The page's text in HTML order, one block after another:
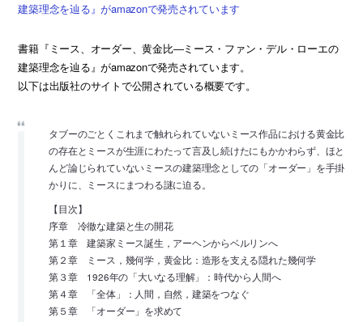
建築理念を辿る』がamazonで発売されています
書籍『ミース、オーダー、黄金比―ミース・ファン・デル・ローエの
建築理念を辿る』がamazonで発売されています。
以下は出版社のサイトで公開されている概要です。
タブーのごとくこれまで触れられていないミース作品における黄金比
の存在とミースが生涯にわたって言及し続けたにもかかわらず、ほと
んど論じられていないミースの建築理念としての「オーダー」を手掛
かりに、ミースにまつわる謎に迫る。
【目次】
序章 冷徹な建築と生の開花
第１章 建築家ミース誕生，アーヘンからベルリンへ
第２章 ミース，幾何学，黄金比：造形を支える隠れた幾何学
第３章 1926年の「大いなる理解」：時代から人間へ
第４章 「全体」：人間，自然，建築をつなぐ
第５章 「オーダー」を求めて